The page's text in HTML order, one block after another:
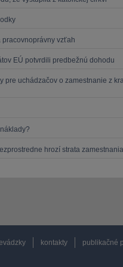
pracovnoprávny vzťah
EÚ potvrdili predbežnú dohodu
pre uchádzačov o zamestnanie z
hrozí strata zamestnania
kontakty publikačné